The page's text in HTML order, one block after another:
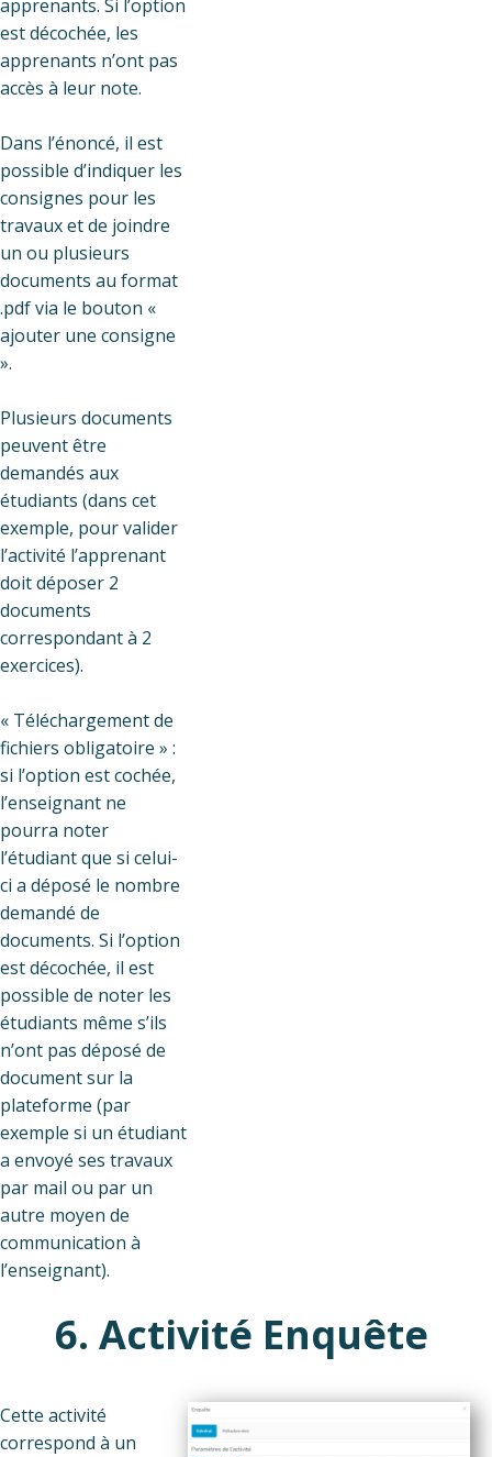
apprenants. Si l’option
est décochée, les
apprenants n’ont pas
accès à leur note.
Dans l’énoncé, il est
possible d’indiquer les
consignes pour les
travaux et de joindre
un ou plusieurs
documents au format
.pdf via le bouton «
ajouter une consigne
».
Plusieurs documents
peuvent être
demandés aux
étudiants (dans cet
exemple, pour valider
l’activité l’apprenant
doit déposer 2
documents
correspondant à 2
exercices).
« Téléchargement de
fichiers obligatoire » :
si l’option est cochée,
l’enseignant ne
pourra noter
l’étudiant que si celui-
ci a déposé le nombre
demandé de
documents. Si l’option
est décochée, il est
possible de noter les
étudiants même s’ils
n’ont pas déposé de
document sur la
plateforme (par
exemple si un étudiant
a envoyé ses travaux
par mail ou par un
autre moyen de
communication à
l’enseignant).
6. Activité Enquête
Cette activité
correspond à un